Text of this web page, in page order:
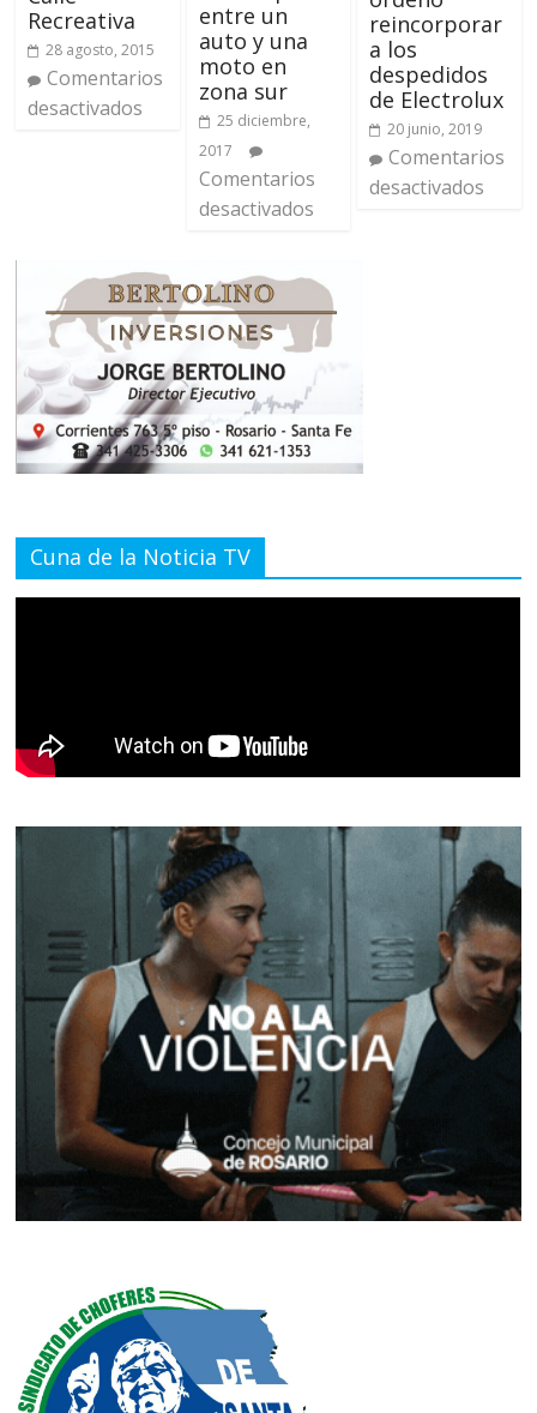
Recreativa
28 agosto, 2015
Comentarios
desactivados
entre un
auto y una
moto en
zona sur
25 diciembre,
2017
Comentarios
desactivados
reincorporar
a los
despedidos
de Electrolux
20 junio, 2019
Comentarios
desactivados
Cuna de la Noticia TV